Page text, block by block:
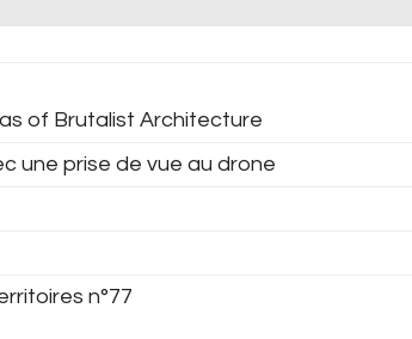
of Brutalist Architecture
une prise de vue au drone
n°77